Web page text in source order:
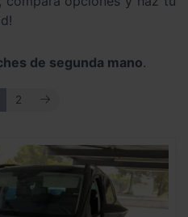
de segunda mano.
2 SIGUIENTE